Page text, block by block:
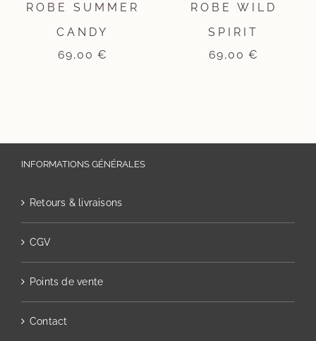
ROBE SUMMER
CANDY
69,00 €
ROBE WILD
SPIRIT
69,00 €
INFORMATIONS GÉNÉRALES
Retours & livraisons
CGV
Points de vente
Contact